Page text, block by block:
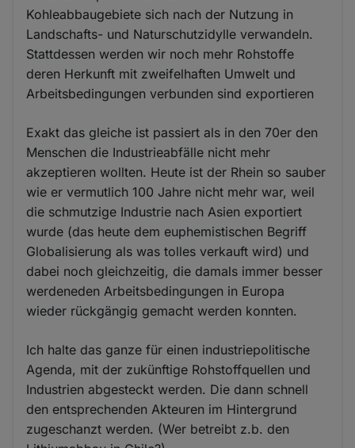
Kohleabbaugebiete sich nach der Nutzung in
Landschafts- und Naturschutzidylle verwandeln.
Stattdessen werden wir noch mehr Rohstoffe
deren Herkunft mit zweifelhaften Umwelt und
Arbeitsbedingungen verbunden sind exportieren
Exakt das gleiche ist passiert als in den 70er den
Menschen die Industrieabfälle nicht mehr
akzeptieren wollten. Heute ist der Rhein so sauber
wie er vermutlich 100 Jahre nicht mehr war, weil
die schmutzige Industrie nach Asien exportiert
wurde (das heute dem euphemistischen Begriff
Globalisierung als was tolles verkauft wird) und
dabei noch gleichzeitig, die damals immer besser
werdeneden Arbeitsbedingungen in Europa
wieder rückgängig gemacht werden konnten.
Ich halte das ganze für einen industriepolitische
Agenda, mit der zukünftige Rohstoffquellen und
Industrien abgesteckt werden. Die dann schnell
den entsprechenden Akteuren im Hintergrund
zugeschanzt werden. (Wer betreibt z.b. den